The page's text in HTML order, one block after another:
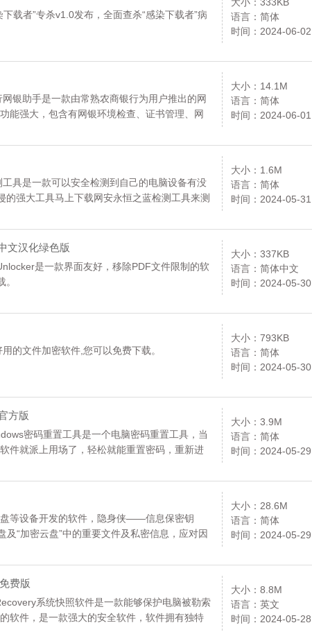
语言：简体
时间：2024-06-02
载者”专杀v1.0发布，全面查杀“感染下载者”病
大小：14.1M
语言：简体
时间：2024-06-01
银助手是一款由常熟农商银行为用户推出的网
能强大，包含有网银环境检查、证书管理、网
大小：1.6M
语言：简体
时间：2024-05-31
具是一款可以安全检测到自己的电脑设备有没
强大工具马上下载网安永恒之蓝检测工具来测
大小：337KB
语言：简体中文
时间：2024-05-30
文汉化绿色版
是一款界面友好，移除PDF文件限制的软
大小：793KB
语言：简体
时间：2024-05-30
的文件加密软件,您可以免费下载。
大小：3.9M
语言：简体
时间：2024-05-29
方版
密码重置工具是一个电脑密码重置工具，当
件就派上用场了，轻松就能重置密码，重新进
大小：28.6M
语言：简体
时间：2024-05-29
等设备开发的软件，隐身侠——信息保密钥
“加密云盘”中的重要文件及私密信息，应对因
大小：8.8M
语言：英文
时间：2024-05-28
费版
系统快照软件是一款能够保护电脑被勒索
软件，是一款强大的安全软件，软件拥有独特